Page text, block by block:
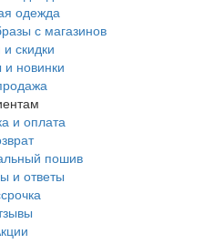
одежда
с магазинов
скидки
новинки
и оплата
пошив
и ответы